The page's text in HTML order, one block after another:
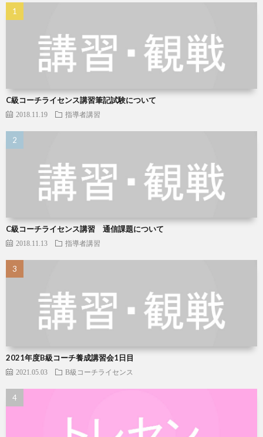
C級コーチライセンス講習筆記試験について
2018.11.19 指導者講習
C級コーチライセンス講習 通信課題について
2018.11.13 指導者講習
2021年度B級コーチ養成講習会1日目
2021.05.03 B級コーチライセンス